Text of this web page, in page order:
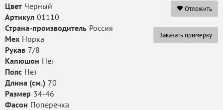
Отложить
Заказать примерку
Цвет Черный
Артикул 01110
Страна-производитель Россия
Мех Норка
Рукав 7/8
Капюшон Нет
Пояс Нет
Длина (см.) 70
Размер 34-46
Фасон Поперечка